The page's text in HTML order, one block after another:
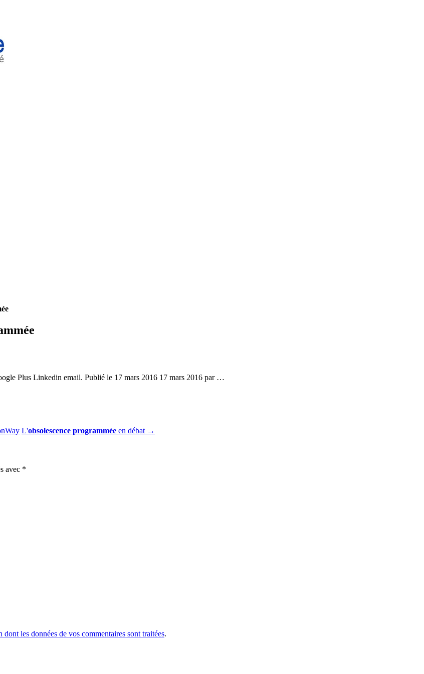
Plus Linkedin email. Publié le 17 mars 2016 17 mars 2016 par …
L'obsolescence programmée en débat →
avec *
les données de vos commentaires sont traitées.